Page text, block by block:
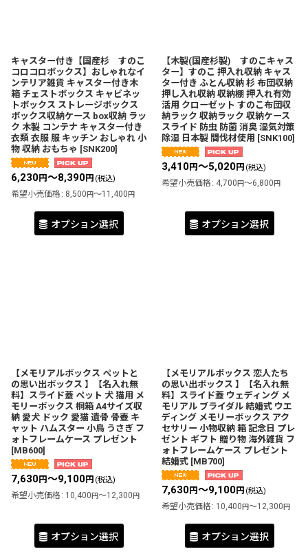
キャスター付き【国産杉 すのこ
コロコロボックス】おしゃれなイ
ンテリア雑貨 キャスター付き木
箱 チェストボックス キャビネッ
トボックス ストレージボックス
ボックス収納ケース box収納 ラッ
ク 木製 コンテナ キャスター付き
衣類 衣服 服 キッチン おしゃれ 小
物 収納 おもちゃ [SNK200]
6,230円～8,390円 (税込)
希望小売価格 : 8,500 円～11,400 円
オプション選択
【木製(国産杉製) すのこキャス
ター】すのこ 押入れ収納 キャス
ター付き ふとん収納 杉 布団収納
押し入れ収納 収納棚 押入れ有効
活用 クローゼット すのこ布団収
納ラック 収納ラック 収納ケース
スライド 防虫 防菌 消臭 湿気対策
除湿 日本製 間伐材使用 [SNK100]
3,410円～5,020円 (税込)
希望小売価格 : 4,700 円～6,800 円
オプション選択
【メモリアルボックス ペットと
の思い出ボックス 】【名入れ無
料】スライド蓋 ペット 犬 猫用 メ
モリーボックス 桐箱 A4サイズ収
納 愛犬 ドック 愛猫 遺骨 骨壺 キ
ャット ハムスター 小鳥 うさぎ フ
ォトフレームケース プレゼント
[MB600]
7,630円～9,100円 (税込)
希望小売価格 : 10,400 円～12,300 円
オプション選択
【メモリアルボックス 恋人たち
の思い出ボックス 】【名入れ無
料】スライド蓋 ウェディング メ
モリアル ブライダル 結婚式 ウエ
ディング メモリーボックス アク
セサリー 小物収納 箱 記念日 プレ
ゼント ギフト 贈り物 海外雑貨 フ
ォトフレームケース プレゼント
結婚式 [MB700]
7,630円～9,100円 (税込)
希望小売価格 : 10,400 円～12,300 円
オプション選択